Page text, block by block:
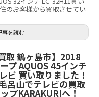
のお客様から買取させてい
事を読む
取 鶴ヶ島市】2018
プ AQUOS 45インチ
ビ 買い取りました！
呂山でテレビの買取
プKARAKURIへ！